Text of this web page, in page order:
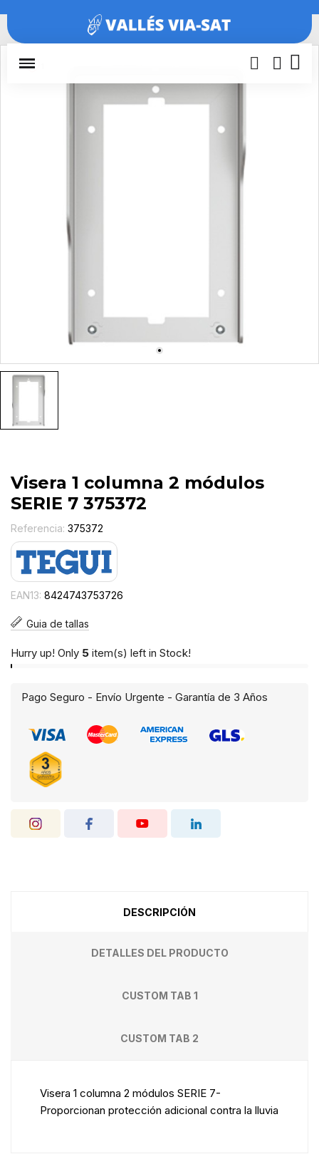
Porteros y videoporteros
columna 2 módulos SERIE 7 375372
Visera 1 columna 2 módulos
SERIE 7 375372
Referencia: 375372
EAN13: 8424743753726
Guia de tallas
Hurry up! Only 5 item(s) left in Stock!
Pago Seguro - Envío Urgente - Garantía de 3 Años
DESCRIPCIÓN
DETALLES DEL PRODUCTO
CUSTOM TAB 1
CUSTOM TAB 2
Visera 1 columna 2 módulos SERIE 7-
Proporcionan protección adicional contra la lluvia